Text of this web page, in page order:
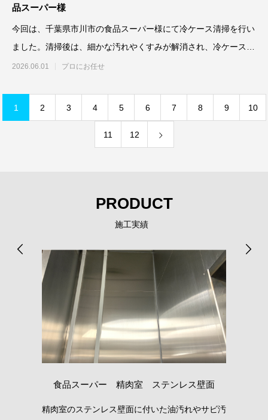
品スーパー様
今回は、千葉県市川市の食品スーパー様にて冷ケース清掃を行い
ました。清掃後は、細かな汚れやくすみが解消され、冷ケース全
体が明るく整
2026.06.01 プロにお任せ
1 2 3 4 5 6 7 8 9 10
11 12
PRODUCT
施工実績
食品スーパー 精肉室 ステンレス壁面
精肉室のステンレス壁面に付いた油汚れやサビ汚